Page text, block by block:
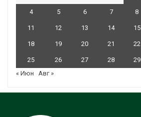
4 5 6 7 8
11 12 13 14 15
18 19 20 21 22
25 26 27 28 29
« Июн
Авг »